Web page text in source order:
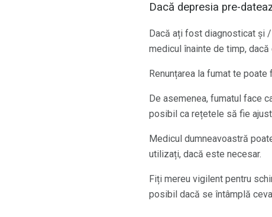
Dacă depresia pre-
Dacă ați fost diagnosticat și
medicul înainte de timp,
Renunțarea la fumat te
De asemenea, fumatul face
posibil ca rețetele să fie
Medicul dumneavoastră
utilizați, dacă este necesar.
Fiți mereu vigilent pentru
posibil dacă se întâmplă